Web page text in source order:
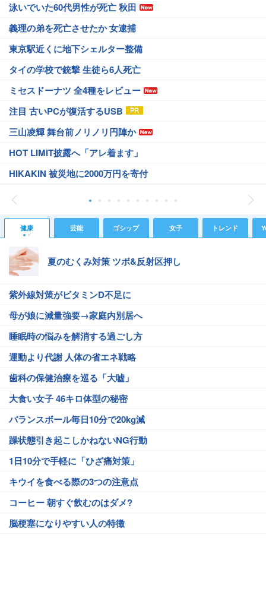
泳いでいた60代男性が死亡 秋田
義理の弟を死亡させたか 女逮捕
東京駅近くに地下シェルター整備
タイの学校で銃撃 生徒ら6人死亡
ミセスドーナツ 全4種をレビュー
注目 古いPCが復活するUSB
三山凌輝 舞台前ノリノリ円陣か
HOT LIMIT披露へ「アレ着ます」
HIKAKIN 被災地に2000万円を寄付
健康 芸能 ゴシップ 女子 トレンド
夏のむくみ対策 ツボ&反射区押し
紫外線対策がビタミンD不足に
母が娘に減量強要→家庭内別居へ
睡眠時の悩みを解消する過ごし方
運動より代謝 人体の省エネ戦略
歯科の保健治療を巡る「大嘘」
大食い女子 46キロ体型の秘密
バランスボール毎日10分で20kg減
躁状態引き起こしかねないNG行動
1日10分で手軽に「ひざ痛対策」
キウイを食べる際の3つの注意点
コーヒー 朝すぐ飲むのはダメ?
脳梗塞になりやすい人の特徴